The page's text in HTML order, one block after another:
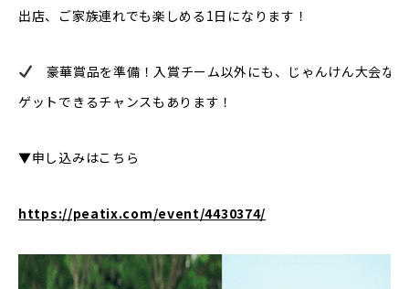
出店、ご家族連れでも楽しめる1日になります！
豪華賞品を準備！入賞チーム以外にも、じゃんけん大会な
ゲットできるチャンスもあります！
▼申し込みはこちら
https://peatix.com/event/4430374/